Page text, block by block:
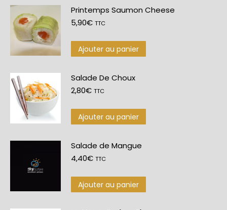
Printemps Saumon Cheese
5,90€ TTC
Ajouter au panier
Salade De Choux
2,80€ TTC
Ajouter au panier
Salade de Mangue
4,40€ TTC
Ajouter au panier